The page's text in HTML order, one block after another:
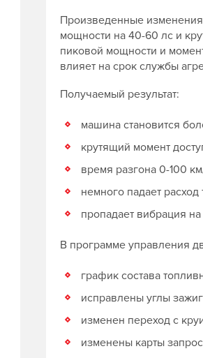
Произведенные
мощности на 40-60 лс и
пиковой мощности и
влияет на срок службы
Получаемый результат:
машина становится
крутящий момент
время разгона 0-100
немного падает
пропадает вибрация
В программе управления
график состава
исправлены углы
изменен переход с
изменены карты